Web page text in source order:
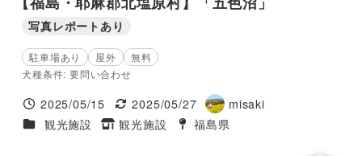
【福島・耶麻郡北塩原村】「五色沼」
写真レポートあり
駐車場あり 屋外
無料
犬種条件: 要問い合わせ
投稿日
2025/05/15
更新日
2025/05/27
著
者
misaki
施設ジャンル
観光施設
タグ
観光施設
タグ
福島県